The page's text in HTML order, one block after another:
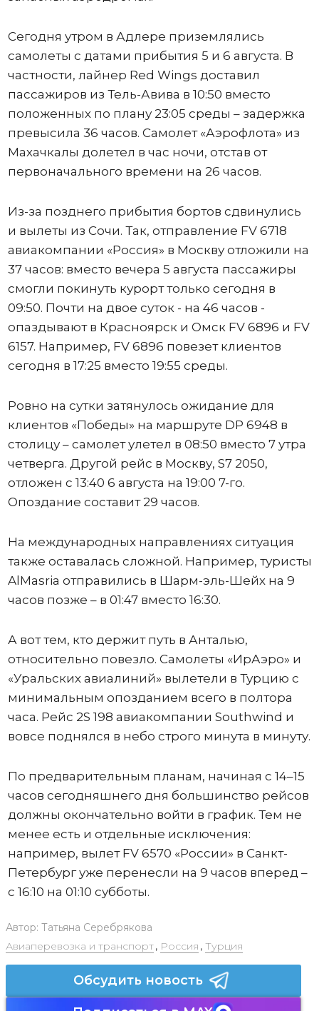
Сегодня утром в Адлере приземлялись
самолеты с датами прибытия 5 и 6 августа. В
частности, лайнер Red Wings доставил
пассажиров из Тель-Авива в 10:50 вместо
положенных по плану 23:05 среды – задержка
превысила 36 часов. Самолет «Аэрофлота» из
Махачкалы долетел в час ночи, отстав от
первоначального времени на 26 часов.
Из-за позднего прибытия бортов сдвинулись
и вылеты из Сочи. Так, отправление FV 6718
авиакомпании «Россия» в Москву отложили на
37 часов: вместо вечера 5 августа пассажиры
смогли покинуть курорт только сегодня в
09:50. Почти на двое суток - на 46 часов -
опаздывают в Красноярск и Омск FV 6896 и FV
6157. Например, FV 6896 повезет клиентов
сегодня в 17:25 вместо 19:55 среды.
Ровно на сутки затянулось ожидание для
клиентов «Победы» на маршруте DP 6948 в
столицу – самолет улетел в 08:50 вместо 7 утра
четверга. Другой рейс в Москву, S7 2050,
отложен с 13:40 6 августа на 19:00 7-го.
Опоздание составит 29 часов.
На международных направлениях ситуация
также оставалась сложной. Например, туристы
AlMasria отправились в Шарм-эль-Шейх на 9
часов позже – в 01:47 вместо 16:30.
А вот тем, кто держит путь в Анталью,
относительно повезло. Самолеты «ИрАэро» и
«Уральских авиалиний» вылетели в Турцию с
минимальным опозданием всего в полтора
часа. Рейс 2S 198 авиакомпании Southwind и
вовсе поднялся в небо строго минута в минуту.
По предварительным планам, начиная с 14–15
часов сегодняшнего дня большинство рейсов
должны окончательно войти в график. Тем не
менее есть и отдельные исключения:
например, вылет FV 6570 «России» в Санкт-
Петербург уже перенесли на 9 часов вперед –
с 16:10 на 01:10 субботы.
Автор: Татьяна Серебрякова
Авиаперевозка и транспорт, Россия , Турция
Обсудить новость